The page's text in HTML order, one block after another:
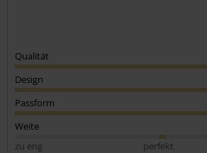
Qualität
Design
Passform
Weite
zu eng
perfekt